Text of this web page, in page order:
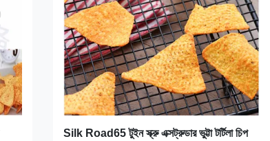
Silk Road65 টুইন স্ক্রু এক্সট্রুডার ভুট্টা টর্টিলা চিপ